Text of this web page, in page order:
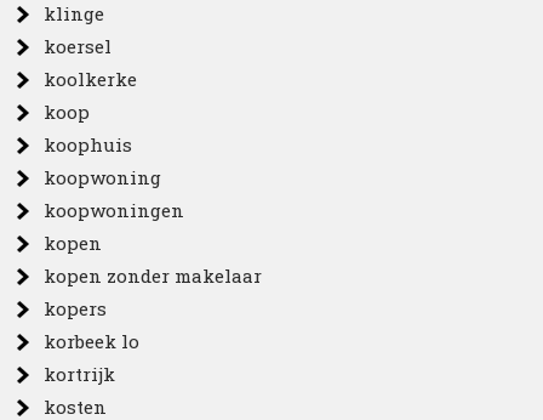
klinge
koersel
koolkerke
koop
koophuis
koopwoning
koopwoningen
kopen
kopen zonder makelaar
kopers
korbeek lo
kortrijk
kosten